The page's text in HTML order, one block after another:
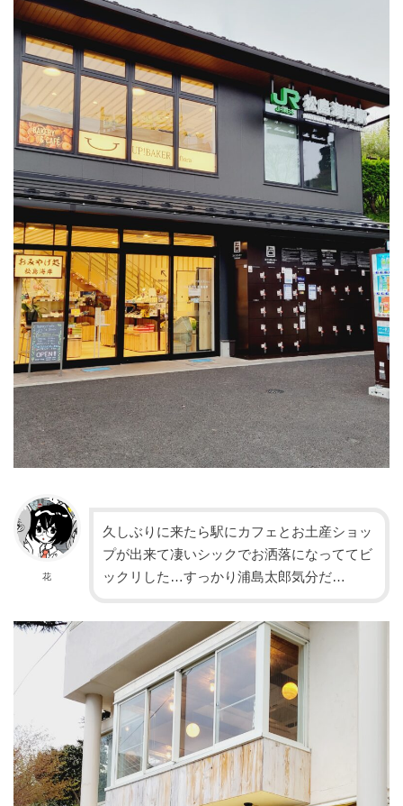
花
久しぶりに来たら駅にカフェとお土産ショッ
プが出来て凄いシックでお洒落になっててビ
ックリした…すっかり浦島太郎気分だ…